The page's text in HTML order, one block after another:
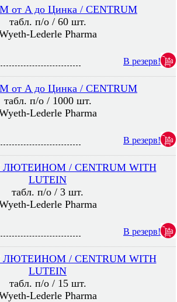
от A до Цинка / CENTRUM
табл. п/о / 60 шт.
Lederle Pharma
В резерв!
от A до Цинка / CENTRUM
табл. п/о / 1000 шт.
Lederle Pharma
В резерв!
/ CENTRUM WITH
LUTEIN
табл. п/о / 3 шт.
Lederle Pharma
В резерв!
/ CENTRUM WITH
LUTEIN
табл. п/о / 15 шт.
Lederle Pharma